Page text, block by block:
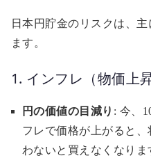
日本円貯金のリスクは、
ます。
1. インフレ（物価上
円の価値の目減り : 今、
フレで価格が上がると、
わないと買えなくなりま